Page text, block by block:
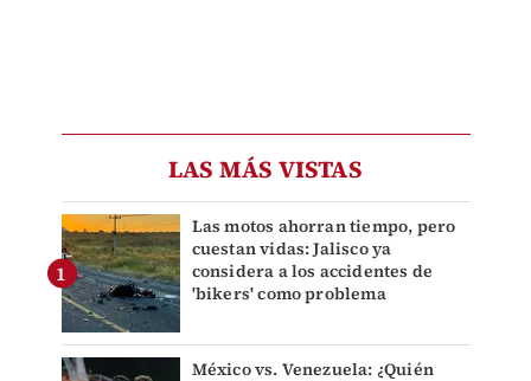
LAS MÁS VISTAS
Las motos ahorran tiempo, pero
cuestan vidas: Jalisco ya
considera a los accidentes de
'bikers' como problema
México vs. Venezuela: ¿Quién